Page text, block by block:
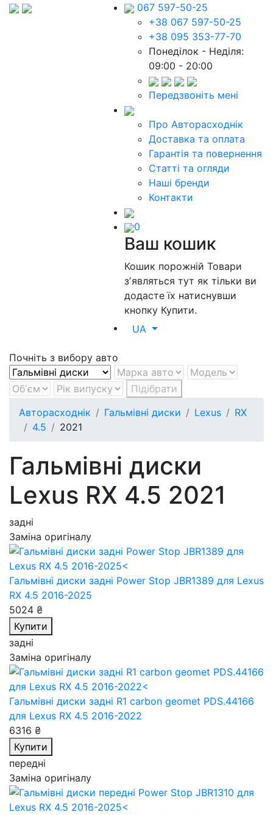
067 597-50-25
+38 067 597-50-25
+38 095 353-77-70
Понеділок - Неділя:
09:00 - 20:00
Передзвоніть мені
Про Авторасходнік
Доставка та оплата
Гарантія та повернення
Статті та огляди
Наші бренди
Контакти
0
Ваш кошик
Кошик порожнійТовари
зʼявляться тут як тільки ви
додасте їх натиснувши
кнопку Купити.
UA
Почніть з вибору авто
Підібрати
Авторасходнік
Гальмівні диски Lexus
RX
4.5
2021
Гальмівні диски
Lexus RX 4.5 2021
задні
Заміна оригіналу
Гальмівні диски задні Power Stop JBR1389 для Lexus
RX 4.5 2016-2025
5024 ₴
Купити
задні
Заміна оригіналу
Гальмівні диски задні R1 carbon geomet PDS.44166
для Lexus RX 4.5 2016-2022
6316 ₴
Купити
передні
Заміна оригіналу